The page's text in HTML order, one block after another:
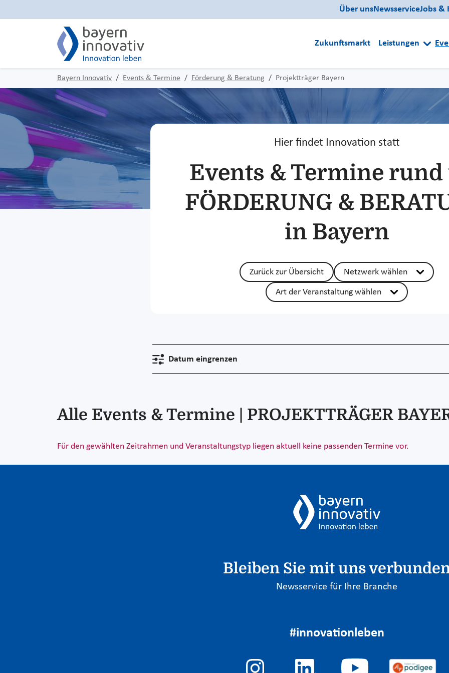
Über unsNewsserviceJobs &
Zukunftsmarkt Leistungen
Bayern Innovativ Events & Termine Förderung & Beratung Projektträger Bayern
Hier findet Innovation statt
Events & Termine rund
FÖRDERUNG &
in Bayern
Zurück zur Übersicht Netzwerk wählen
Art der Veranstaltung wählen
Datum eingrenzen
Alle Events & Termine | PROJEKTTRÄGER
Für den gewählten Zeitrahmen und Veranstaltungstyp liegen aktuell keine passenden Termine vor.
Bleiben Sie mit uns
Newsservice für Ihre Branche
#innovationleben